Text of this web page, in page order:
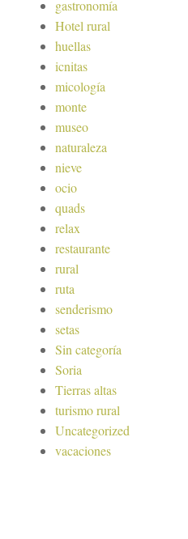
gastronomía
Hotel rural
huellas
icnitas
micología
monte
museo
naturaleza
nieve
ocio
quads
relax
restaurante
rural
ruta
senderismo
setas
Sin categoría
Soria
Tierras altas
turismo rural
Uncategorized
vacaciones